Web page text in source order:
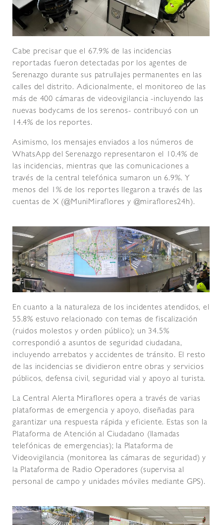
Cabe precisar que el 67.9% de las incidencias
reportadas fueron detectadas por los agentes de
Serenazgo durante sus patrullajes permanentes en las
calles del distrito. Adicionalmente, el monitoreo de las
más de 400 cámaras de videovigilancia -incluyendo las
nuevas bodycams de los serenos- contribuyó con un
14.4% de los reportes.
Asimismo, los mensajes enviados a los números de
WhatsApp del Serenazgo representaron el 10.4% de
las incidencias, mientras que las comunicaciones a
través de la central telefónica sumaron un 6.9%. Y
menos del 1% de los reportes llegaron a través de las
cuentas de X (@MuniMiraflores y @miraflores24h).
En cuanto a la naturaleza de los incidentes atendidos, el
55.8% estuvo relacionado con temas de fiscalización
(ruidos molestos y orden público); un 34.5%
correspondió a asuntos de seguridad ciudadana,
incluyendo arrebatos y accidentes de tránsito. El resto
de las incidencias se dividieron entre obras y servicios
públicos, defensa civil, seguridad vial y apoyo al turista.
La Central Alerta Miraflores opera a través de varias
plataformas de emergencia y apoyo, diseñadas para
garantizar una respuesta rápida y eficiente. Estas son la
Plataforma de Atención al Ciudadano (llamadas
telefónicas de emergencias); la Plataforma de
Videovigilancia (monitorea las cámaras de seguridad) y
la Plataforma de Radio Operadores (supervisa al
personal de campo y unidades móviles mediante GPS).